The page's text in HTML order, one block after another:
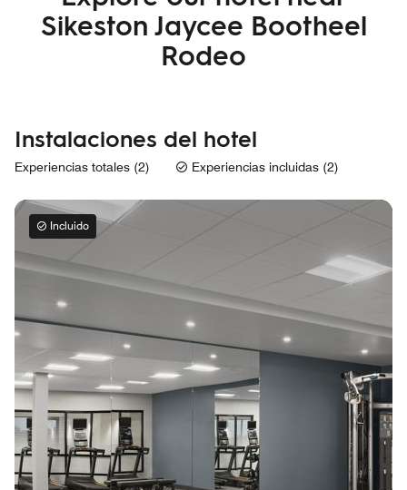
Sikeston Jaycee Bootheel
Rodeo
Instalaciones del hotel
Experiencias totales (2) Experiencias incluidas (2)
Incluido